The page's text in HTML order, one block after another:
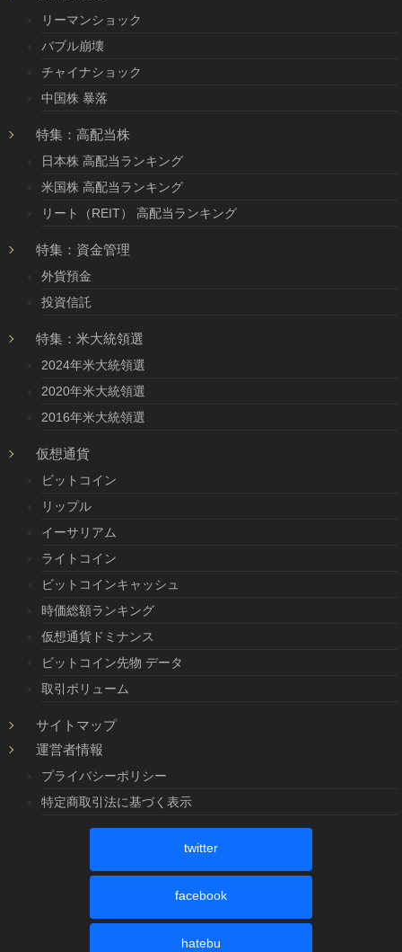
リーマンショック
バブル崩壊
チャイナショック
中国株 暴落
特集：高配当株
日本株 高配当ランキング
米国株 高配当ランキング
リート（REIT） 高配当ランキング
特集：資金管理
外貨預金
投資信託
特集：米大統領選
2024年米大統領選
2020年米大統領選
2016年米大統領選
仮想通貨
ビットコイン
リップル
イーサリアム
ライトコイン
ビットコインキャッシュ
時価総額ランキング
仮想通貨ドミナンス
ビットコイン先物 データ
取引ボリューム
サイトマップ
運営者情報
プライバシーポリシー
特定商取引法に基づく表示
twitter
facebook
hatebu